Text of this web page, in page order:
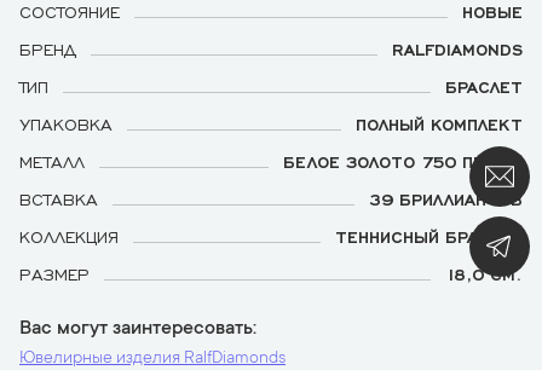
СОСТОЯНИЕ
НОВЫЕ
БРЕНД
RALFDIAMONDS
ТИП
БРАСЛЕТ
УПАКОВКА
ПОЛНЫЙ КОМПЛЕКТ
МЕТАЛЛ
БЕЛОЕ ЗОЛОТО 750 ПРОБЫ
ВСТАВКА
39 БРИЛЛИАНТОВ
КОЛЛЕКЦИЯ
ТЕННИСНЫЙ БРАСЛЕТ
РАЗМЕР
18,0 СМ.
Вас могут заинтересовать
Ювелирные изделия RalfDiamonds